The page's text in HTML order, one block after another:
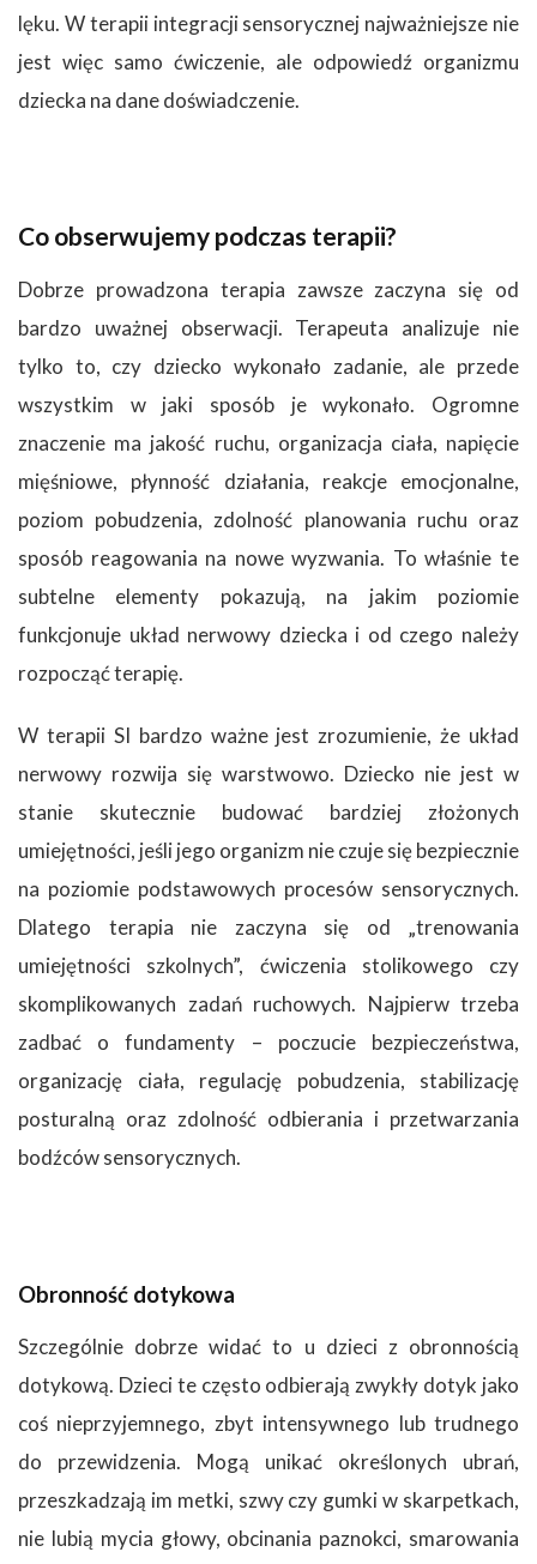
lęku. W terapii integracji sensorycznej najważniejsze nie
jest więc samo ćwiczenie, ale odpowiedź organizmu
dziecka na dane doświadczenie.
Co obserwujemy podczas terapii?
Dobrze prowadzona terapia zawsze zaczyna się od
bardzo uważnej obserwacji. Terapeuta analizuje nie
tylko to, czy dziecko wykonało zadanie, ale przede
wszystkim w jaki sposób je wykonało. Ogromne
znaczenie ma jakość ruchu, organizacja ciała, napięcie
mięśniowe, płynność działania, reakcje emocjonalne,
poziom pobudzenia, zdolność planowania ruchu oraz
sposób reagowania na nowe wyzwania. To właśnie te
subtelne elementy pokazują, na jakim poziomie
funkcjonuje układ nerwowy dziecka i od czego należy
rozpocząć terapię.
W terapii SI bardzo ważne jest zrozumienie, że układ
nerwowy rozwija się warstwowo. Dziecko nie jest w
stanie skutecznie budować bardziej złożonych
umiejętności, jeśli jego organizm nie czuje się bezpiecznie
na poziomie podstawowych procesów sensorycznych.
Dlatego terapia nie zaczyna się od „trenowania
umiejętności szkolnych”, ćwiczenia stolikowego czy
skomplikowanych zadań ruchowych. Najpierw trzeba
zadbać o fundamenty – poczucie bezpieczeństwa,
organizację ciała, regulację pobudzenia, stabilizację
posturalną oraz zdolność odbierania i przetwarzania
bodźców sensorycznych.
Obronność dotykowa
Szczególnie dobrze widać to u dzieci z obronnością
dotykową. Dzieci te często odbierają zwykły dotyk jako
coś nieprzyjemnego, zbyt intensywnego lub trudnego
do przewidzenia. Mogą unikać określonych ubrań,
przeszkadzają im metki, szwy czy gumki w skarpetkach,
nie lubią mycia głowy, obcinania paznokci, smarowania